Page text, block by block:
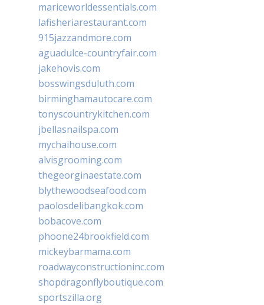
mariceworldessentials.com
lafisheriarestaurant.com
915jazzandmore.com
aguadulce-countryfair.com
jakehovis.com
bosswingsduluth.com
birminghamautocare.com
tonyscountrykitchen.com
jbellasnailspa.com
mychaihouse.com
alvisgrooming.com
thegeorginaestate.com
blythewoodseafood.com
paolosdelibangkok.com
bobacove.com
phoone24brookfield.com
mickeybarmama.com
roadwayconstructioninc.com
shopdragonflyboutique.com
sportszilla.org